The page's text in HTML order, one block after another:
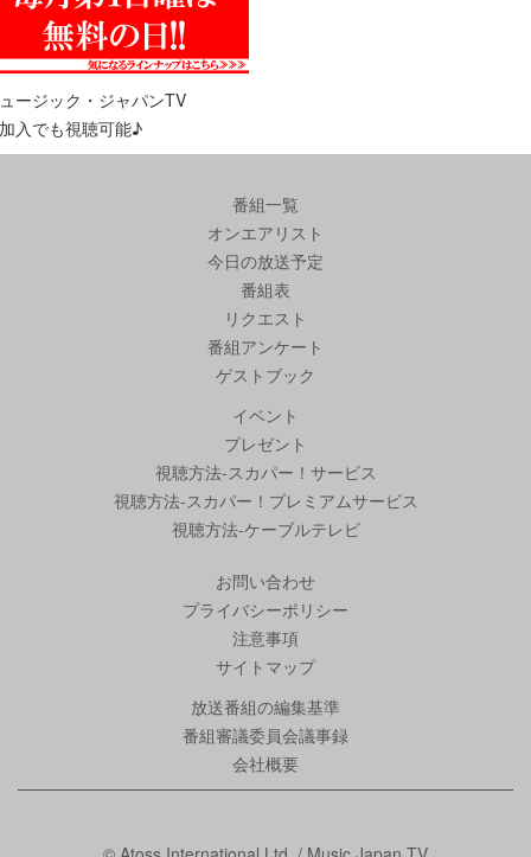
ージック・ジャパンTV
入でも視聴可能♪
番組一覧
オンエアリスト
今日の放送予定
番組表
リクエスト
番組アンケート
ゲストブック
イベント
プレゼント
視聴方法-スカパー！サービス
視聴方法-スカパー！プレミアムサービス
視聴方法-ケーブルテレビ
お問い合わせ
プライバシーポリシー
注意事項
サイトマップ
放送番組の編集基準
番組審議委員会議事録
会社概要